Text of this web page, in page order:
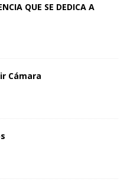
QUE SE DEDICA A
Cámara